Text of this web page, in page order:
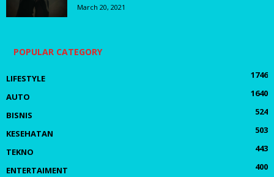
March 20, 2021
POPULAR CATEGORY
LIFESTYLE
1746
AUTO
1640
BISNIS
524
KESEHATAN
503
TEKNO
443
ENTERTAIMENT
400